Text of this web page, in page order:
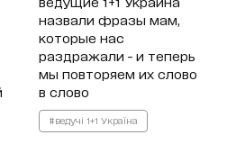
назвали фразы мам,
которые нас
раздражали - и теперь
мы повторяем их слово
в слово
#ведучі 1+1 Україна